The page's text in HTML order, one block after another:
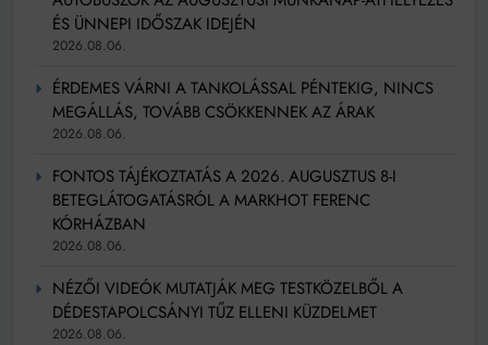
ÉS ÜNNEPI IDŐSZAK IDEJÉN
2026.08.06.
ÉRDEMES VÁRNI A TANKOLÁSSAL PÉNTEKIG, NINCS
MEGÁLLÁS, TOVÁBB CSÖKKENNEK AZ ÁRAK
2026.08.06.
FONTOS TÁJÉKOZTATÁS A 2026. AUGUSZTUS 8-I
BETEGLÁTOGATÁSRÓL A MARKHOT FERENC
KÓRHÁZBAN
2026.08.06.
NÉZŐI VIDEÓK MUTATJÁK MEG TESTKÖZELBŐL A
DÉDESTAPOLCSÁNYI TŰZ ELLENI KÜZDELMET
2026.08.06.